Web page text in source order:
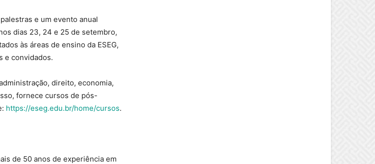
e um evento anual
dias 23, 24 e 25 de setembro,
às áreas de ensino da ESEG,
e convidados.
direito, economia,
fornece cursos de pós-
https://eseg.edu.br/home/cursos.
de 50 anos de experiência em